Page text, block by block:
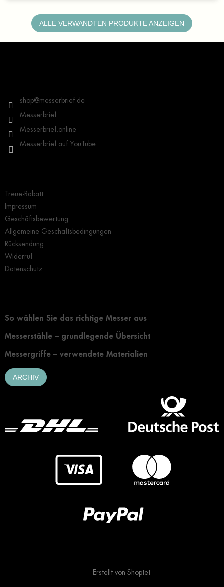
ALLE VERWANDTEN PRODUKTE ANZEIGEN
shop@messerbrief.de
Messerbrief
Messerbrief.online
Messerbrief auf YouTube
Treue-Rabatt
Impressum
Geschäftsbewertung
Allgemeine Geschäftsbedingungen
Rücksendung
Widerruf
Datenschutz
So wählen Sie das richtige Messer aus
Messerstähle – grundlegende Übersicht
Messergriffe – verwendete Materialien
ARCHIV
Erstellt von Shoptet